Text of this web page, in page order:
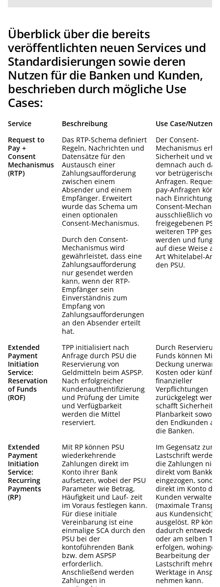
Überblick über die bereits
veröffentlichten neuen Services und
Standardisierungen sowie deren
Nutzen für die Banken und Kunden,
beschrieben durch mögliche Use
Cases:
Service Beschreibung
Use Case/Nutzen
Request to
Pay +
Consent
Mechanismus
(RTP)
Das RTP-Schema definiert
Regeln, Nachrichten und
Datensätze für den
Austausch einer
Zahlungsaufforderung
zwischen einem
Absender und einem
Empfänger. Erweitert
wurde das Schema um
einen optionalen
Consent-Mechanismus.
Durch den Consent-
Mechanismus wird
gewährleistet, dass eine
Zahlungsaufforderung
nur gesendet werden
kann, wenn der RTP-
Empfänger sein
Einverständnis zum
Empfang von
Zahlungsaufforderungen
an den Absender erteilt
hat.
Der Consent-
Mechanismus
Sicherheit und
demnach auch das
vor betrügerischen
Anfragen.
pay-Anfragen
nach Einrichtung
Consent-
ausschließlich von
freigegebenen
weiteren TPP
werden und
auf diese Weise
Art Whitelabel-
den PSU.
Extended
Payment
Initiation
Service:
Reservation
of Funds
(ROF)
TPP initialisiert nach
Anfrage durch PSU die
Reservierung von
Geldmitteln beim ASPSP.
Nach erfolgreicher
Kundenauthentifizierung
und Prüfung der Limite
und Verfügbarkeit
werden die Mittel
reserviert.
Durch
Funds können
Deckung
Kosten oder
finanzieller
Verpflichtungen
zurückgelegt
schafft Sicherheit
Planbarkeit
den Endkunden
die Banken.
Extended
Payment
Initiation
Service:
Recurring
Payments
(RP)
Mit RP können PSU
wiederkehrende
Zahlungen direkt im
Konto ihrer Bank
aufsetzen, wobei der PSU
Parameter wie Betrag,
Häufigkeit und Lauf- zeit
im Voraus festlegen kann.
Für diese initiale
Vereinbarung ist eine
einmalige SCA durch den
PSU bei der
kontoführenden Bank
bzw. dem ASPSP
erforderlich.
Anschließend werden
Zahlungen in
Im Gegensatz zur
Lastschrift werden
die Zahlungen
direkt vom
eingezogen,
direkt im Konto des
Kunden verwaltet
(maximale
aus Kundensicht)
ausgelöst. RP
dadurch entweder
oder am selben
erfolgen,
Bearbeitung der
Lastschrift mehrere
Werktage in
nehmen kann.